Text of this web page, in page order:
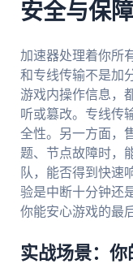
安全与保
加速器处理着你所
和专线传输不是加
游戏内操作信息，
听或篡改。专线传
全性。另一方面，
题、节点故障时，
队，能否得到快速
验是中断十分钟还
你能安心游戏的最
实战场景：你